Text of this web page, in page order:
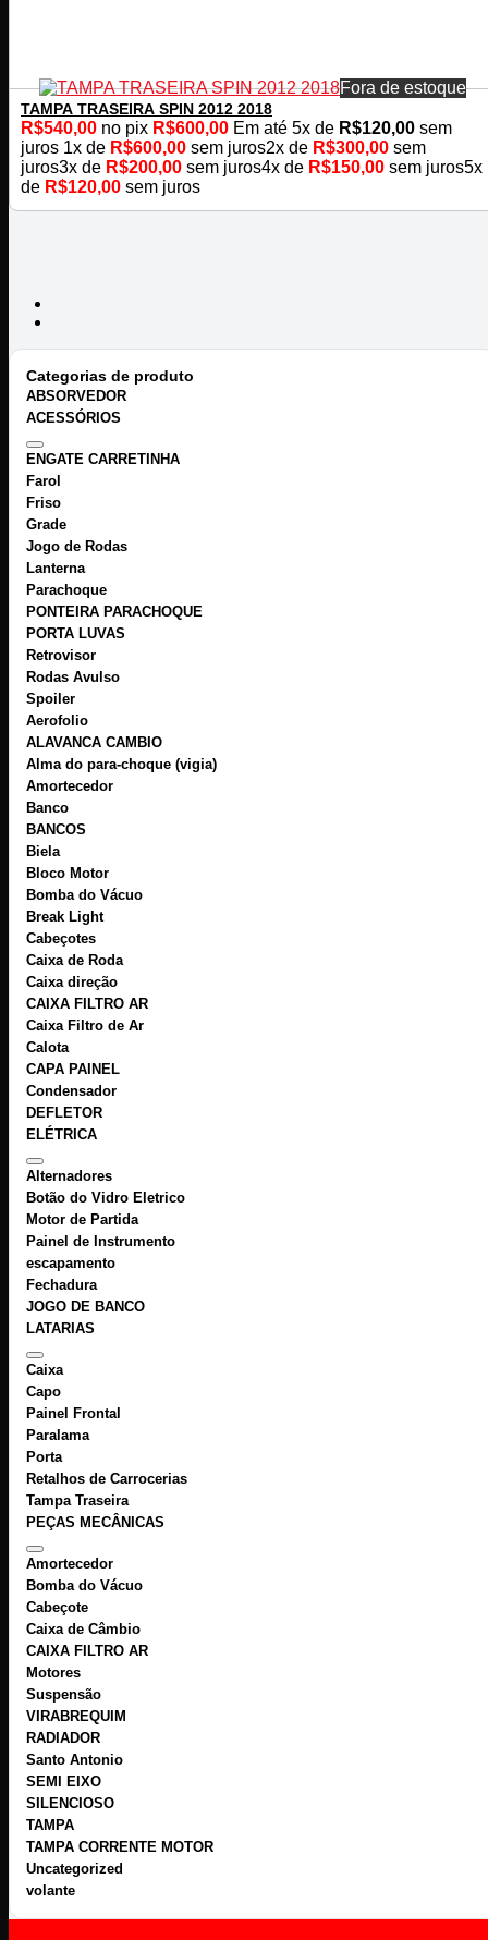
Fora de estoque
TAMPA TRASEIRA SPIN 2012 2018
R$540,00 no pix R$600,00 Em até 5x de R$120,00 sem
juros 1x de R$600,00 sem juros2x de R$300,00 sem
juros3x de R$200,00 sem juros4x de R$150,00 sem juros5x
de R$120,00 sem juros
Categorias de produto
ABSORVEDOR
ACESSÓRIOS
ENGATE CARRETINHA
Farol
Friso
Grade
Jogo de Rodas
Lanterna
Parachoque
PONTEIRA PARACHOQUE
PORTA LUVAS
Retrovisor
Rodas Avulso
Spoiler
Aerofolio
ALAVANCA CAMBIO
Alma do para-choque (vigia)
Amortecedor
Banco
BANCOS
Biela
Bloco Motor
Bomba do Vácuo
Break Light
Cabeçotes
Caixa de Roda
Caixa direção
CAIXA FILTRO AR
Caixa Filtro de Ar
Calota
CAPA PAINEL
Condensador
DEFLETOR
ELÉTRICA
Alternadores
Botão do Vidro Eletrico
Motor de Partida
Painel de Instrumento
escapamento
Fechadura
JOGO DE BANCO
LATARIAS
Caixa
Capo
Painel Frontal
Paralama
Porta
Retalhos de Carrocerias
Tampa Traseira
PEÇAS MECÂNICAS
Amortecedor
Bomba do Vácuo
Cabeçote
Caixa de Câmbio
CAIXA FILTRO AR
Motores
Suspensão
VIRABREQUIM
RADIADOR
Santo Antonio
SEMI EIXO
SILENCIOSO
TAMPA
TAMPA CORRENTE MOTOR
Uncategorized
volante